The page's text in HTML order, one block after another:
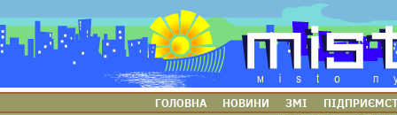
ГОЛОВНА НОВИНИ ЗМІ